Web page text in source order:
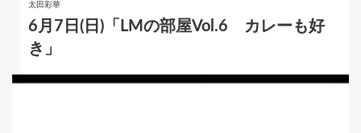
太田彩華
6月7日(日)「LMの部屋Vol.6 カレーも好
き」